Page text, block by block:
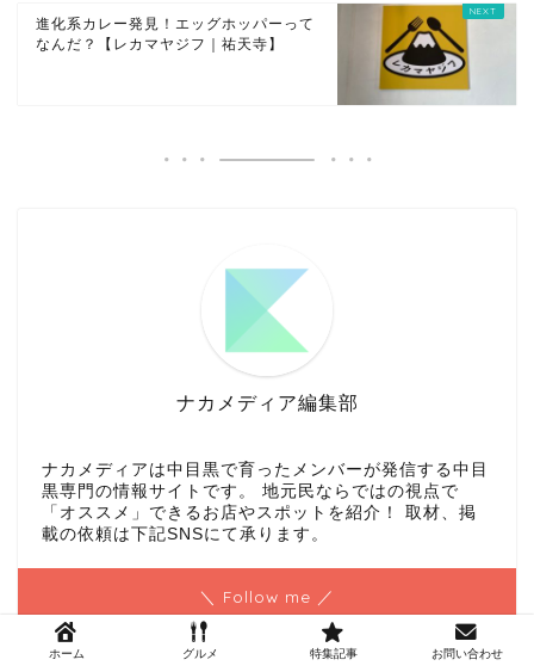
進化系カレー発見！エッグホッパーって
なんだ？【レカマヤジフ｜祐天寺】
ナカメディア編集部
ナカメディアは中目黒で育ったメンバーが発信する中目
黒専門の情報サイトです。 地元民ならではの視点で
「オススメ」できるお店やスポットを紹介！ 取材、掲
載の依頼は下記SNSにて承ります。
＼ Follow me ／
ホーム グルメ 特集記事 お問い合わせ